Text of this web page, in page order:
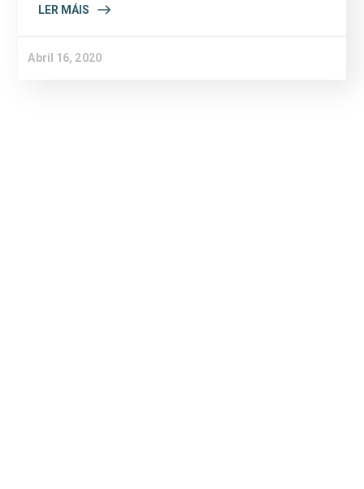
LER MÁIS
Abril 16, 2020